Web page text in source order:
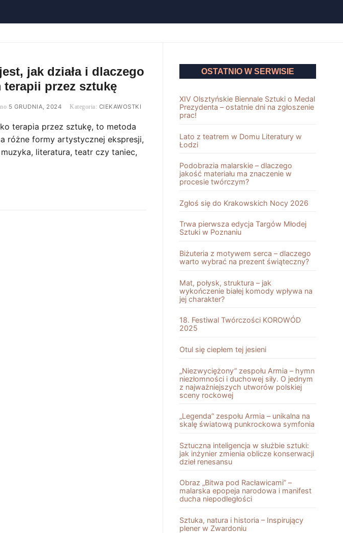
jak działa i dlaczego
terapii przez sztukę
5 GRUDNIA, 2024 CIEKAWOSTKI
terapia przez sztukę, to metoda
różne formy artystycznej ekspresji,
literatura, teatr czy taniec,
OSTATNIO W SERWISIE
XIV Olsztyńskie Biennale Sztuki o Medal
Prezydenta – ostatnie dni na zgłoszenie
prac!
Lato z teatrem w Domu Literatury w
Łodzi
Podobrazia malarskie – dlaczego
jakość materiału ma znaczenie w
procesie twórczym?
Zgłoś się do Krakowskich Nocy 2026
Trwa pierwsza edycja Targów Młodej
Sztuki w Poznaniu
Biżuteria z motywem serca – dlaczego
warto wybrać na prezent świąteczny?
Mat, połysk, struktura – jak
wykończenie białej komody wpływa na
jej charakter?
18. Festiwal Twórczości KOROWÓD
2025
Otul się ciepłem tej jesieni
„Niezwyciężony” zespołu Armia – hymn
niezłomności i duchowej siły. O jednym
z najważniejszych utworów polskiej
sceny rockowej
„Legenda” zespołu Armia – unikalna na
skalę światową punkrockowa symfonia
Sztuczna inteligencja w służbie sztuki:
jak inżynier zmienia oblicze konserwacji
dzieł renesansu
Obraz „Bitwa pod Racławicami” –
malarska epopeja narodowa i manifest
ducha niepodległości
Sztuka, natura i historia – Inspirujący
plener w Zwardoniu